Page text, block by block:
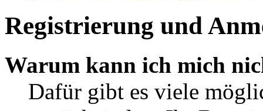
Registrierung und
Warum kann ich mich
Dafür gibt es viele